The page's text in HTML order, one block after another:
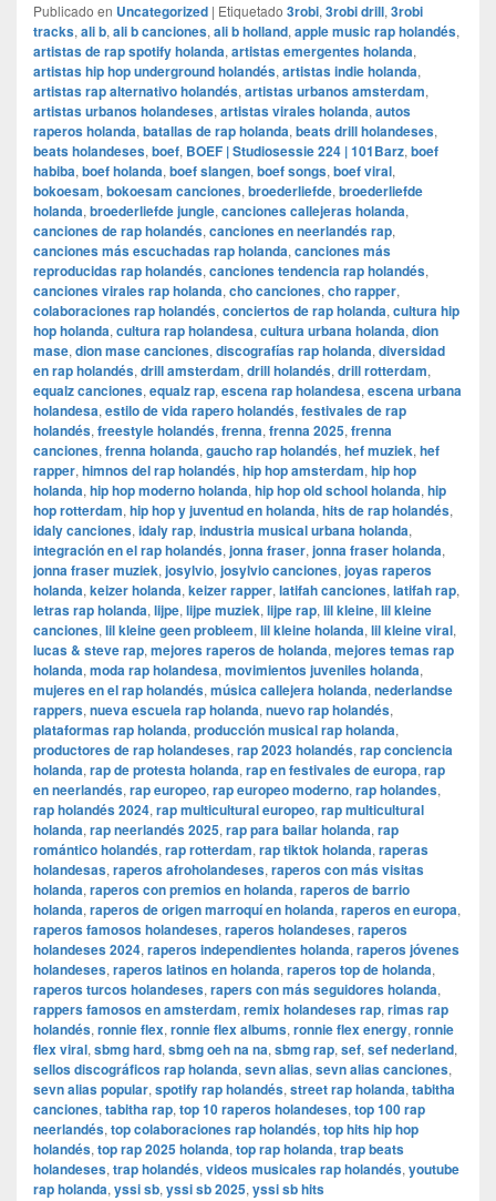
Publicado en Uncategorized | Etiquetado 3robi, 3robi drill, 3robi
tracks, ali b, ali b canciones, ali b holland, apple music rap holandés,
artistas de rap spotify holanda, artistas emergentes holanda,
artistas hip hop underground holandés, artistas indie holanda,
artistas rap alternativo holandés, artistas urbanos amsterdam,
artistas urbanos holandeses, artistas virales holanda, autos
raperos holanda, batallas de rap holanda, beats drill holandeses,
beats holandeses, boef, BOEF | Studiosessie 224 | 101Barz, boef
habiba, boef holanda, boef slangen, boef songs, boef viral,
bokoesam, bokoesam canciones, broederliefde, broederliefde
holanda, broederliefde jungle, canciones callejeras holanda,
canciones de rap holandés, canciones en neerlandés rap,
canciones más escuchadas rap holanda, canciones más
reproducidas rap holandés, canciones tendencia rap holandés,
canciones virales rap holanda, cho canciones, cho rapper,
colaboraciones rap holandés, conciertos de rap holanda, cultura hip
hop holanda, cultura rap holandesa, cultura urbana holanda, dion
mase, dion mase canciones, discografías rap holanda, diversidad
en rap holandés, drill amsterdam, drill holandés, drill rotterdam,
equalz canciones, equalz rap, escena rap holandesa, escena urbana
holandesa, estilo de vida rapero holandés, festivales de rap
holandés, freestyle holandés, frenna, frenna 2025, frenna
canciones, frenna holanda, gaucho rap holandés, hef muziek, hef
rapper, himnos del rap holandés, hip hop amsterdam, hip hop
holanda, hip hop moderno holanda, hip hop old school holanda, hip
hop rotterdam, hip hop y juventud en holanda, hits de rap holandés,
idaly canciones, idaly rap, industria musical urbana holanda,
integración en el rap holandés, jonna fraser, jonna fraser holanda,
jonna fraser muziek, josylvio, josylvio canciones, joyas raperos
holanda, keizer holanda, keizer rapper, latifah canciones, latifah rap,
letras rap holanda, lijpe, lijpe muziek, lijpe rap, lil kleine, lil kleine
canciones, lil kleine geen probleem, lil kleine holanda, lil kleine viral,
lucas & steve rap, mejores raperos de holanda, mejores temas rap
holanda, moda rap holandesa, movimientos juveniles holanda,
mujeres en el rap holandés, música callejera holanda, nederlandse
rappers, nueva escuela rap holanda, nuevo rap holandés,
plataformas rap holanda, producción musical rap holanda,
productores de rap holandeses, rap 2023 holandés, rap conciencia
holanda, rap de protesta holanda, rap en festivales de europa, rap
en neerlandés, rap europeo, rap europeo moderno, rap holandes,
rap holandés 2024, rap multicultural europeo, rap multicultural
holanda, rap neerlandés 2025, rap para bailar holanda, rap
romántico holandés, rap rotterdam, rap tiktok holanda, raperas
holandesas, raperos afroholandeses, raperos con más visitas
holanda, raperos con premios en holanda, raperos de barrio
holanda, raperos de origen marroquí en holanda, raperos en europa,
raperos famosos holandeses, raperos holandeses, raperos
holandeses 2024, raperos independientes holanda, raperos jóvenes
holandeses, raperos latinos en holanda, raperos top de holanda,
raperos turcos holandeses, rapers con más seguidores holanda,
rappers famosos en amsterdam, remix holandeses rap, rimas rap
holandés, ronnie flex, ronnie flex albums, ronnie flex energy, ronnie
flex viral, sbmg hard, sbmg oeh na na, sbmg rap, sef, sef nederland,
sellos discográficos rap holanda, sevn alias, sevn alias canciones,
sevn alias popular, spotify rap holandés, street rap holanda, tabitha
canciones, tabitha rap, top 10 raperos holandeses, top 100 rap
neerlandés, top colaboraciones rap holandés, top hits hip hop
holandés, top rap 2025 holanda, top rap holanda, trap beats
holandeses, trap holandés, videos musicales rap holandés, youtube
rap holanda, yssi sb, yssi sb 2025, yssi sb hits